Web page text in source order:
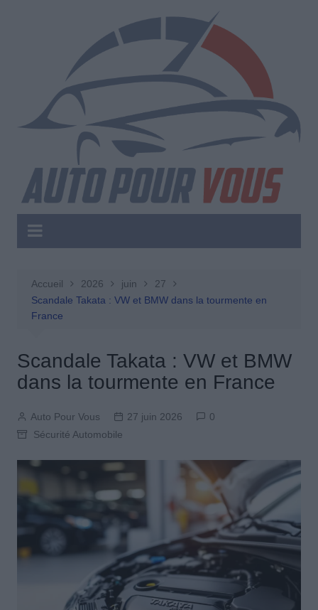
Accueil 2026 juin
27
Scandale Takata : VW et BMW dans la tourmente en
France
Scandale Takata : VW et BMW
dans la tourmente en France
Auto Pour Vous 27 juin 2026
0
Sécurité Automobile